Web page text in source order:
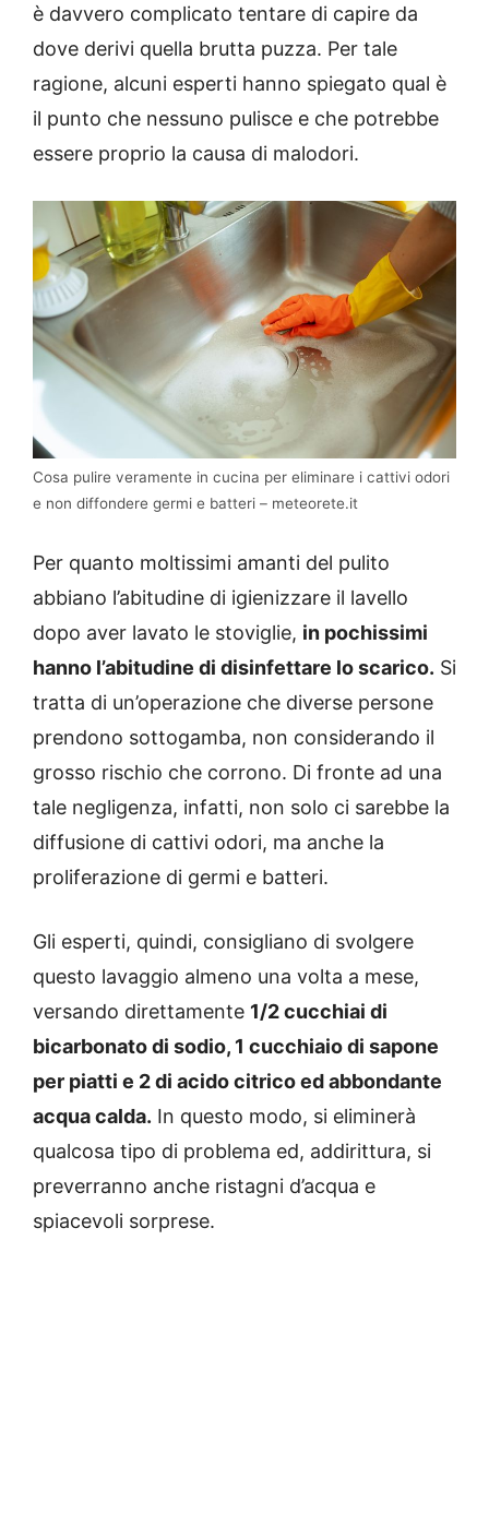
è davvero complicato tentare di capire da
dove derivi quella brutta puzza. Per tale
ragione, alcuni esperti hanno spiegato qual è
il punto che nessuno pulisce e che potrebbe
essere proprio la causa di malodori.
Cosa pulire veramente in cucina per eliminare i cattivi odori
e non diffondere germi e batteri – meteorete.it
Per quanto moltissimi amanti del pulito
abbiano l’abitudine di igienizzare il lavello
dopo aver lavato le stoviglie, in pochissimi
hanno l’abitudine di disinfettare lo scarico. Si
tratta di un’operazione che diverse persone
prendono sottogamba, non considerando il
grosso rischio che corrono. Di fronte ad una
tale negligenza, infatti, non solo ci sarebbe la
diffusione di cattivi odori, ma anche la
proliferazione di germi e batteri.
Gli esperti, quindi, consigliano di svolgere
questo lavaggio almeno una volta a mese,
versando direttamente 1/2 cucchiai di
bicarbonato di sodio, 1 cucchiaio di sapone
per piatti e 2 di acido citrico ed abbondante
acqua calda. In questo modo, si eliminerà
qualcosa tipo di problema ed, addirittura, si
preverranno anche ristagni d’acqua e
spiacevoli sorprese.